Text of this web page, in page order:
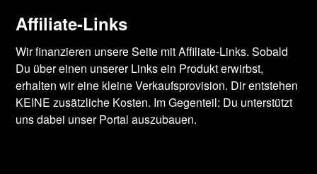
Affiliate-Links
Wir finanzieren unsere Seite mit Affiliate-Links. Sobald
Du über einen unserer Links ein Produkt erwirbst,
erhalten wir eine kleine Verkaufsprovision. Dir entstehen
KEINE zusätzliche Kosten. Im Gegenteil: Du unterstützt
uns dabei unser Portal auszubauen.